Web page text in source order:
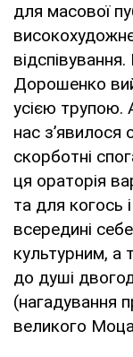
для масової
Дорошенко
усією трупою.
нас з’явилося
скорботні
ця ораторія
та для когось
всередині
культурним, а
до душі
(нагадування
великого